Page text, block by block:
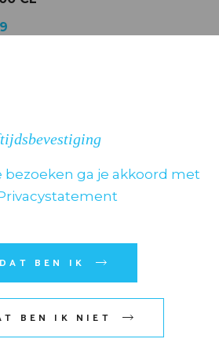
bezoeken ga je akkoord met
BEN IK
BEN IK NIET
1